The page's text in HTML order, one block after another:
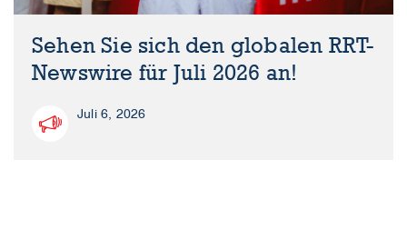
Sehen Sie sich den globalen RRT-
Newswire für Juli 2026 an!
Juli 6, 2026